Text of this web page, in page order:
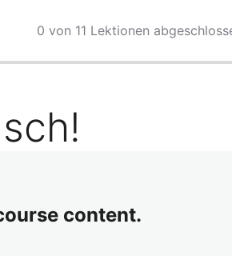
0 von 11 Lektionen
content.